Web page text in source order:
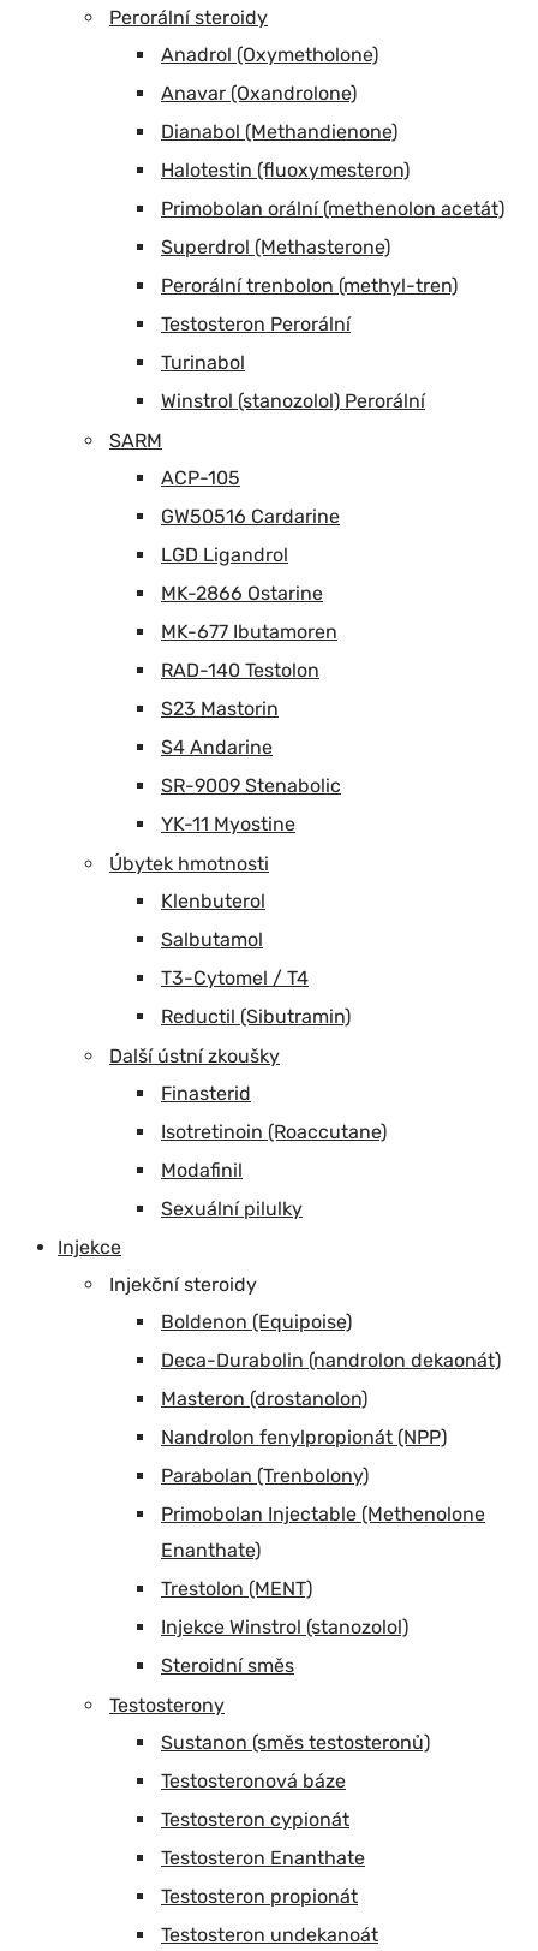
Perorální steroidy
Anadrol (Oxymetholone)
Anavar (Oxandrolone)
Dianabol (Methandienone)
Halotestin (fluoxymesteron)
Primobolan orální (methenolon acetát)
Superdrol (Methasterone)
Perorální trenbolon (methyl-tren)
Testosteron Perorální
Turinabol
Winstrol (stanozolol) Perorální
SARM
ACP-105
GW50516 Cardarine
LGD Ligandrol
MK-2866 Ostarine
MK-677 Ibutamoren
RAD-140 Testolon
S23 Mastorin
S4 Andarine
SR-9009 Stenabolic
YK-11 Myostine
Úbytek hmotnosti
Klenbuterol
Salbutamol
T3-Cytomel / T4
Reductil (Sibutramin)
Další ústní zkoušky
Finasterid
Isotretinoin (Roaccutane)
Modafinil
Sexuální pilulky
Injekce
Injekční steroidy
Boldenon (Equipoise)
Deca-Durabolin (nandrolon dekaonát)
Masteron (drostanolon)
Nandrolon fenylpropionát (NPP)
Parabolan (Trenbolony)
Primobolan Injectable (Methenolone
Enanthate)
Trestolon (MENT)
Injekce Winstrol (stanozolol)
Steroidní směs
Testosterony
Sustanon (směs testosteronů)
Testosteronová báze
Testosteron cypionát
Testosteron Enanthate
Testosteron propionát
Testosteron undekanoát